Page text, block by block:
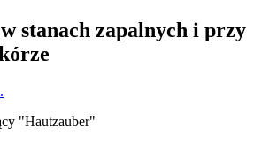
stanach zapalnych i przy
"Hautzauber"